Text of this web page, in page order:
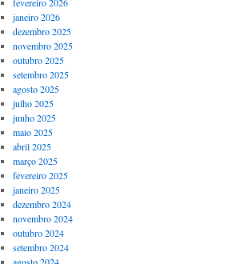
janeiro 2026
dezembro 2025
novembro 2025
outubro 2025
setembro 2025
agosto 2025
julho 2025
junho 2025
maio 2025
abril 2025
março 2025
fevereiro 2025
janeiro 2025
dezembro 2024
novembro 2024
outubro 2024
setembro 2024
agosto 2024